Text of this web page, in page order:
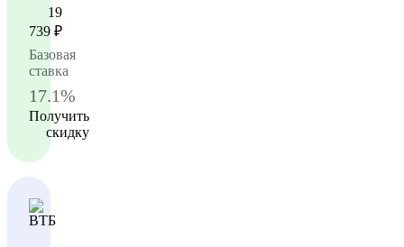
19
739 ₽
Базовая
ставка
17.1%
Получить
скидку